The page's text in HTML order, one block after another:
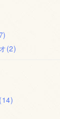
(2)
(14)